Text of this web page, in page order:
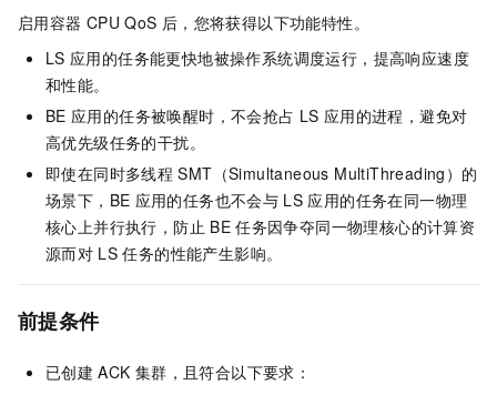
启用容器 CPU QoS 后，您将获得以下功能特性。
LS 应用的任务能更快地被操作系统调度运行，提高响应速度
和性能。
BE 应用的任务被唤醒时，不会抢占 LS 应用的进程，避免对
高优先级任务的干扰。
即使在同时多线程 SMT（Simultaneous MultiThreading）的
场景下，BE 应用的任务也不会与 LS 应用的任务在同一物理
核心上并行执行，防止 BE 任务因争夺同一物理核心的计算资
源而对 LS 任务的性能产生影响。
前提条件
已创建 ACK 集群，且符合以下要求：